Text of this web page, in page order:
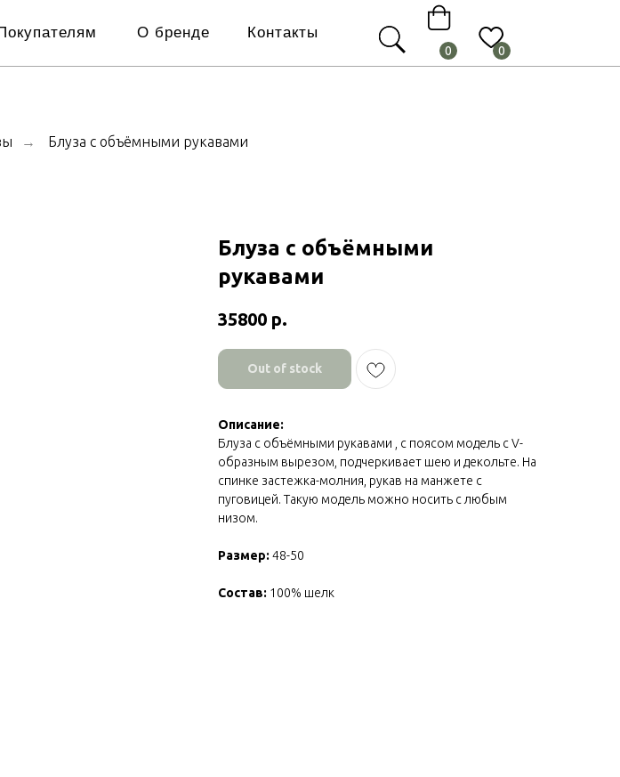
О бренде Контакты
0 0
→ Блуза с объёмными рукавами
Блуза с объёмными
рукавами
35800 р.
Out of stock
Описание:
Блуза с объёмными рукавами , с поясом модель с V-
образным вырезом, подчеркивает шею и декольте. На
спинке застежка-молния, рукав на манжете с
пуговицей. Такую модель можно носить с любым
низом.
Размер: 48-50
Состав: 100% шелк